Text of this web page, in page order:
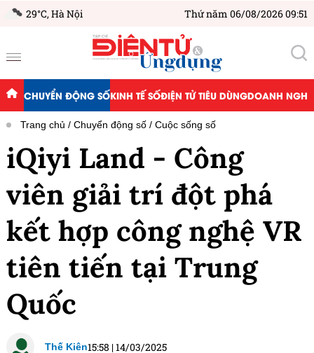
29°C,Hà Nội Thứ năm 06/08/2026 09:51
CHUYỂN ĐỘNG SỐKINH TẾ SỐĐIỆN TỬ TIÊU DÙNGDOANH
Trang chủ Chuyển động số Cuộc sống số
iQiyi Land - Công
viên giải trí đột phá
kết hợp công nghệ VR
tiên tiến tại Trung
Quốc
Thế Kiên15:58 |14/03/2025